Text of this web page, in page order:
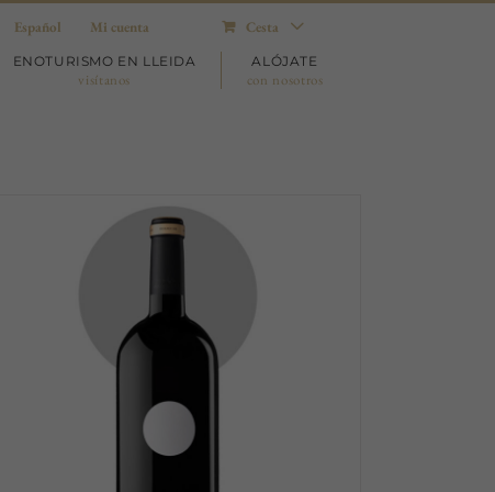
Español Mi cuenta Cesta
ENOTURISMO EN LLEIDA
visítanos
ALÓJATE
con nosotros